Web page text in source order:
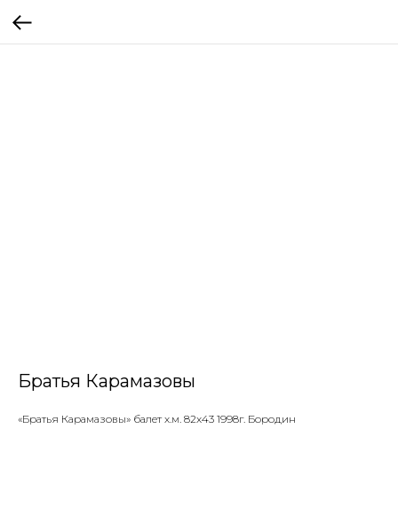
Братья Карамазовы
«Братья Карамазовы» балет х.м. 82х43 1998г. Бородин